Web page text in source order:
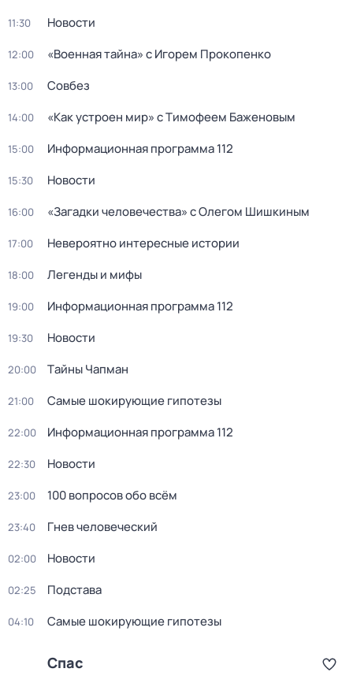
11:30 Новости
12:00 «Военная тайна» с Игорем Прокопенко
13:00 Совбез
14:00 «Как устроен мир» с Тимофеем Баженовым
15:00 Информационная программа 112
15:30 Новости
16:00 «Загадки человечества» с Олегом Шишкиным
17:00 Невероятно интересные истории
18:00 Легенды и мифы
19:00 Информационная программа 112
19:30 Новости
20:00 Тaйны Чапман
21:00 Самые шoкиpующие гипотезы
22:00 Информационная программа 112
22:30 Новости
23:00 100 вопросов обо всём
23:40 Гнев человеческий
02:00 Новости
02:25 Подстава
04:10 Самые шoкиpующие гипотезы
Спас